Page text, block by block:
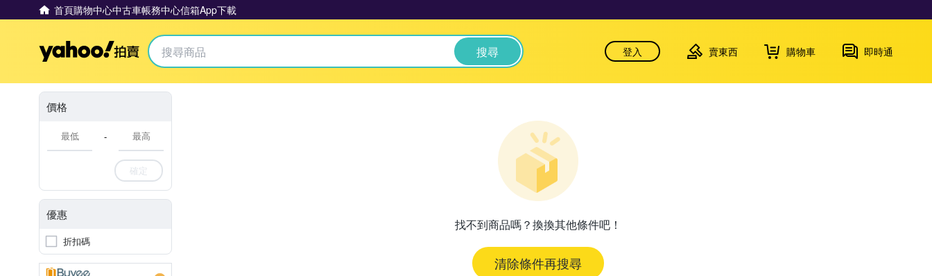
首頁購物中心中古車帳務中心信箱App下載
Yahoo拍賣 搜尋 登入 賣東西 購物車 即時通
價格
-
確定
優惠
折扣碼
找不到商品嗎？換換其他條件吧！
清除條件再搜尋